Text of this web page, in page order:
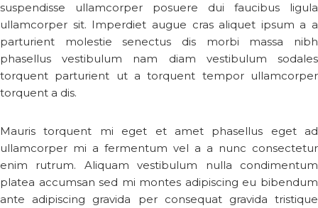
suspendisse ullamcorper posuere dui faucibus ligula
ullamcorper sit. Imperdiet augue cras aliquet ipsum a a
parturient molestie senectus dis morbi massa nibh
phasellus vestibulum nam diam vestibulum sodales
torquent parturient ut a torquent tempor ullamcorper
torquent a dis.
Mauris torquent mi eget et amet phasellus eget ad
ullamcorper mi a fermentum vel a a nunc consectetur
enim rutrum. Aliquam vestibulum nulla condimentum
platea accumsan sed mi montes adipiscing eu bibendum
ante adipiscing gravida per consequat gravida tristique